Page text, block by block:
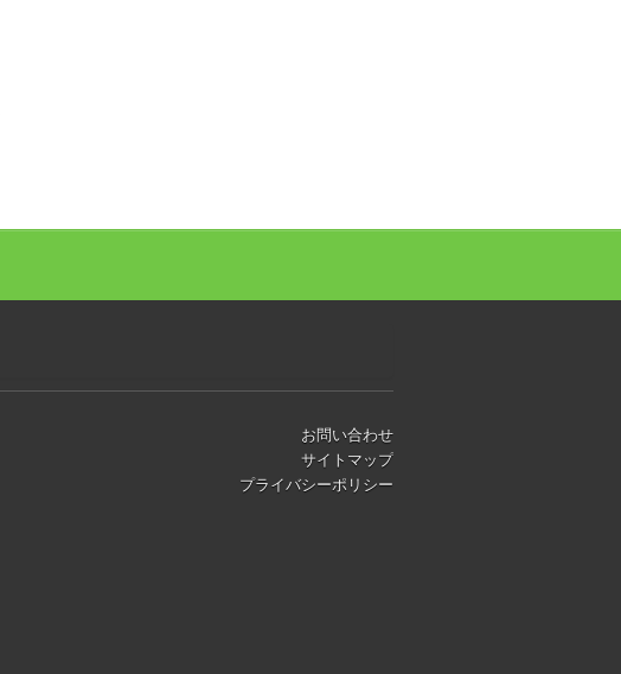
お問い合わせ
サイトマップ
プライバシーポリシー